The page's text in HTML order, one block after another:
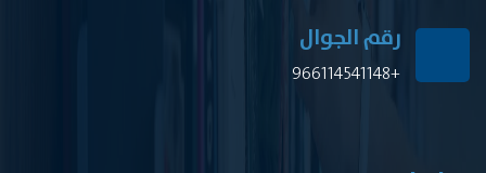
رقم الجوال
+966114541148